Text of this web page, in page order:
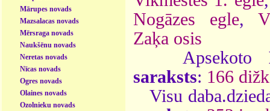
Mārupes novads
Mazsalacas novads
Mērsraga novads
Naukšēnu novads
Neretas novads
Nīcas novads
Ogres novads
Olaines novads
Ozolnieku novads
Nogāzes egle,
Zaķa osis
Apsekoto
saraksts: 166
Visu